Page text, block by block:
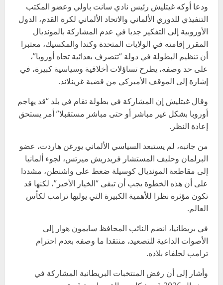
ودعا أوكه غيتليش رئيس نادي سانت باولي وعضو المكتب
التنفيذي للدوري الألماني والاتحاد الألماني لكرة القدم، الدول
الأوروبية إلى التفكير جديا في عدم المشاركة بالمونديال
المقرر إقامته في الولايات المتحدة وكندا والمكسيك، معتبرا
أن تنظيم البطولة في دولة “تتصرف بعدائية تجاه أوروبا”،
على حد وصفه، يطرح تساؤلات أخلاقية وسياسية كبيرة، في
إشارة إلى الموقف الأميركي من قضية غرينلاند.
وقال غيتليش إن المشاركة في بطولة تقام في بلد “قد يهاجم
أوروبا بشكل غير مباشر أو حتى مباشر مستقبلا” أمر يستحق
إعادة النظر.
من جانبه، لم يستبعد السياسي الألماني يورغن هاردت، عضو
البرلمان وحليف المستشار فريدريش ميرتس، لجوء ألمانيا
إلى مقاطعة المونديال كوسيلة ضغط على واشنطن، مشددا
على أن هذه الخطوة يجب أن تبقى “الخيار الأخير”، لكنها قد
تكون مؤثرة نظرا للأهمية الكبيرة التي يوليها ترامب لكأس
العالم.
في بريطانيا، انضم النائب المحافظ سايمون هوار إلى
الأصوات الداعية للتصعيد، منتقدا ما وصفه بعدم احترام
ترامب لحلفاء بلاده.
وأشار إلى أن رفض المنتخبات البريطانية المشاركة في